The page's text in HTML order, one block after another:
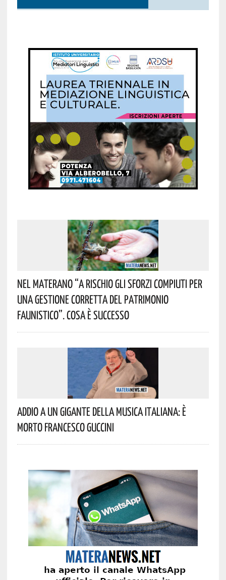
Nel Materano “a Rischio Gli Sforzi Compiuti Per
Una Gestione Corretta Del Patrimonio
Faunistico”. Cosa È Successo
Addio A Un Gigante Della Musica Italiana: È
Morto Francesco Guccini